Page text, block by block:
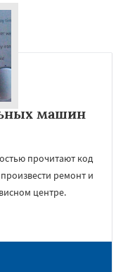
машин
прочитают код
ремонт и
центре.